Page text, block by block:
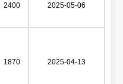
2400 2025-05-06
1870 2025-04-13